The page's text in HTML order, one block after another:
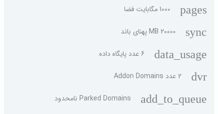
pages 1000 مگابایت فضا
sync 20000 MB پهنای باند
data_usage 6 عدد پایگاه داده
dvr 2 عدد Addon Domains
add_to_queue Parked Domains نامحدود